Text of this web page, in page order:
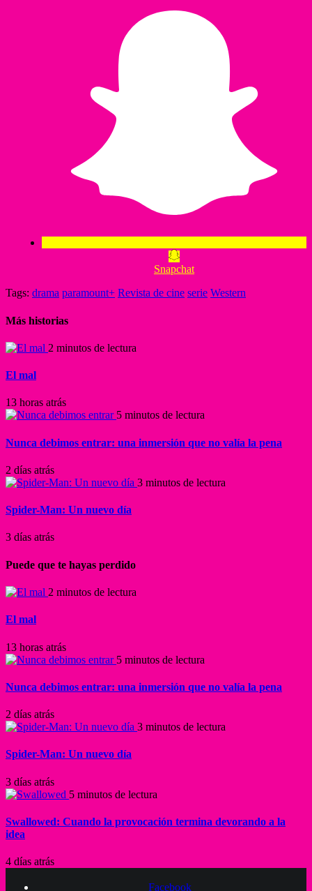
Snapchat
Tags: drama paramount+ Revista de cine serie Western
Más historias
2 minutos de lectura
El mal
13 horas atrás
5 minutos de lectura
Nunca debimos entrar: una inmersión que no valía la pena
2 días atrás
3 minutos de lectura
Spider-Man: Un nuevo día
3 días atrás
Puede que te hayas perdido
2 minutos de lectura
El mal
13 horas atrás
5 minutos de lectura
Nunca debimos entrar: una inmersión que no valía la pena
2 días atrás
3 minutos de lectura
Spider-Man: Un nuevo día
3 días atrás
5 minutos de lectura
Swallowed: Cuando la provocación termina devorando a la
idea
4 días atrás
Facebook